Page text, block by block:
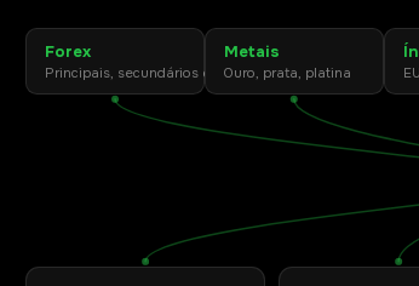
Forex
Principais, secundários e exóticos
Metais
Ouro, prata, platina